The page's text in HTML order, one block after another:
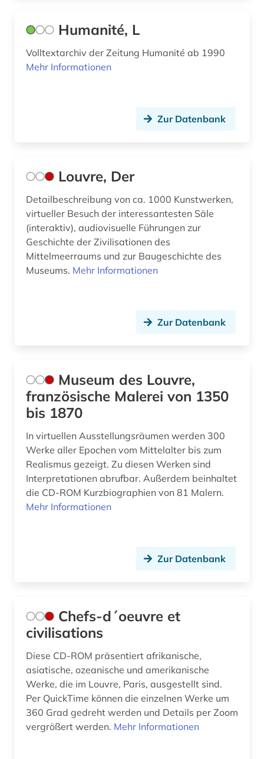
Humanité, L
Volltextarchiv der Zeitung Humanité ab 1990
Mehr Informationen
Zur Datenbank
Louvre, Der
Detailbeschreibung von ca. 1000 Kunstwerken,
virtueller Besuch der interessantesten Säle
(interaktiv), audiovisuelle Führungen zur
Geschichte der Zivilisationen des
Mittelmeerraums und zur Baugeschichte des
Museums. Mehr Informationen
Zur Datenbank
Museum des Louvre,
französische Malerei von 1350
bis 1870
In virtuellen Ausstellungsräumen werden 300
Werke aller Epochen vom Mittelalter bis zum
Realismus gezeigt. Zu diesen Werken sind
Interpretationen abrufbar. Außerdem beinhaltet
die CD-ROM Kurzbiographien von 81 Malern.
Mehr Informationen
Zur Datenbank
Chefs-d´oeuvre et
civilisations
Diese CD-ROM präsentiert afrikanische,
asiatische, ozeanische und amerikanische
Werke, die im Louvre, Paris, ausgestellt sind.
Per QuickTime können die einzelnen Werke um
360 Grad gedreht werden und Details per Zoom
vergrößert werden. Mehr Informationen